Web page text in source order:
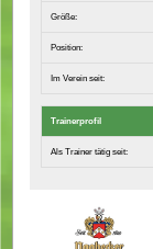
Größe:
Position:
Im Verein seit:
Trainerprofil
Als Trainer tätig seit: